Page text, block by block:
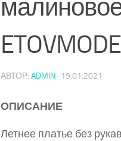
ETOVMODE
АВТОР: ADMIN · 19.01.2021
ОПИСАНИЕ
Летнее платье без